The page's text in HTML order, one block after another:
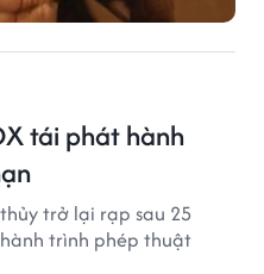
tái phát hành
trở lại rạp sau 25
trình phép thuật